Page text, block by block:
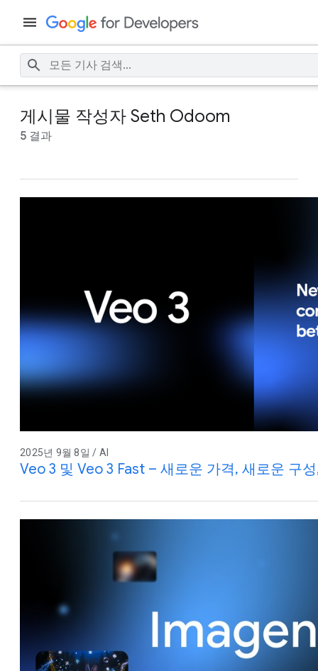
게시물 작성자 Seth Odoom
5 결과
2025년 9월 8일 / AI
Veo 3 및 Veo 3 Fast – 새로운 가격, 새로운 구